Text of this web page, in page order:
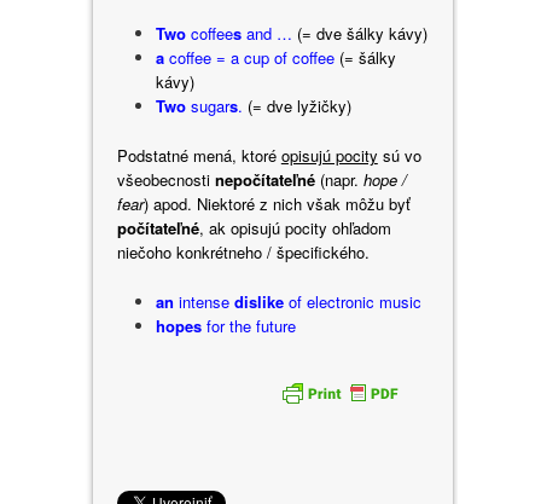
Two coffees and … (= dve šálky kávy)
a coffee = a cup of coffee (= šálky
kávy)
Two sugars. (= dve lyžičky)
Podstatné mená, ktoré opisujú pocity sú vo
všeobecnosti nepočítateľné(napr. hope /
fear) apod. Niektoré z nich však môžu byť
počítateľné, ak opisujú pocity ohľadom
niečoho konkrétneho / špecifického.
an intensedislike of electronic music
hopes for the future